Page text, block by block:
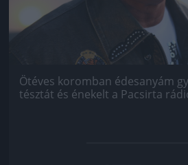
Ötéves koromban édesanyám
tésztát és énekelt a Pacsirta